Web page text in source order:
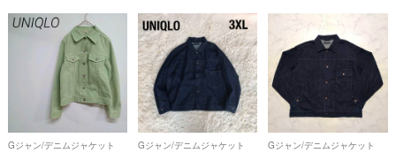
Gジャン/デニムジャケット Gジャン/デニムジャケット Gジャン/デニムジャケット